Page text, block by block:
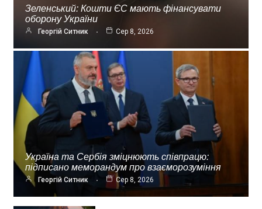
Зеленський: Кошти ЄС мають фінансувати
оборону України
Георгій Ситник Сер 8, 2026
Україна та Сербія зміцнюють співпрацю:
підписано меморандум про взаєморозуміння
Георгій Ситник Сер 8, 2026